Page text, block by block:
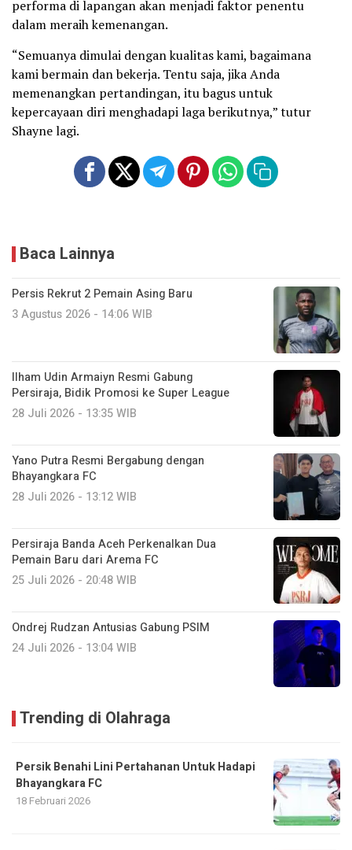
performa di lapangan akan menjadi faktor penentu
dalam meraih kemenangan.
“Semuanya dimulai dengan kualitas kami, bagaimana
kami bermain dan bekerja. Tentu saja, jika Anda
memenangkan pertandingan, itu bagus untuk
kepercayaan diri menghadapi laga berikutnya,” tutur
Shayne lagi.
Baca Lainnya
Persis Rekrut 2 Pemain Asing Baru
3 Agustus 2026 - 14:06 WIB
Ilham Udin Armaiyn Resmi Gabung
Persiraja, Bidik Promosi ke Super League
28 Juli 2026 - 13:35 WIB
Yano Putra Resmi Bergabung dengan
Bhayangkara FC
28 Juli 2026 - 13:12 WIB
Persiraja Banda Aceh Perkenalkan Dua
Pemain Baru dari Arema FC
25 Juli 2026 - 20:48 WIB
Ondrej Rudzan Antusias Gabung PSIM
24 Juli 2026 - 13:04 WIB
Trending di Olahraga
Persik Benahi Lini Pertahanan Untuk Hadapi
Bhayangkara FC
18 Februari 2026